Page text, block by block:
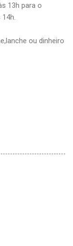
13h para o
ou dinheiro